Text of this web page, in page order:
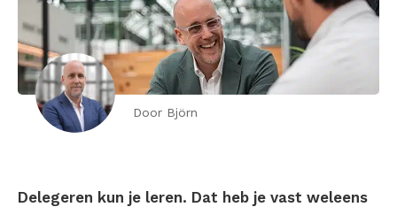
Door Björn
Delegeren kun je leren. Dat heb je vast weleens